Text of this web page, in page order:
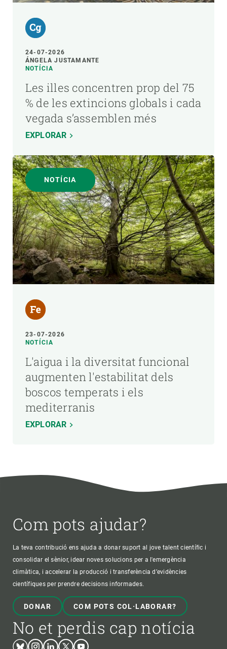
24-07-2026
ÁNGELA JUSTAMANTE
NOTÍCIA
Les illes concentren prop del 75
% de les extincions globals i cada
vegada s’assemblen més
EXPLORAR
NOTÍCIA
23-07-2026
NOTÍCIA
L'aigua i la diversitat funcional
augmenten l'estabilitat dels
boscos temperats i els
mediterranis
EXPLORAR
Com pots ajudar?
La teva contribució ens ajuda a donar suport al jove talent científic i
consolidar el sènior, idear noves solucions per a l'emergència
climàtica, i accelerar la producció i transferència d’evidències
científiques per prendre decisions informades.
DONAR COM POTS COL·LABORAR?
No et perdis cap notícia
BlueskyInstagram
LinkedinTwitterYoutube